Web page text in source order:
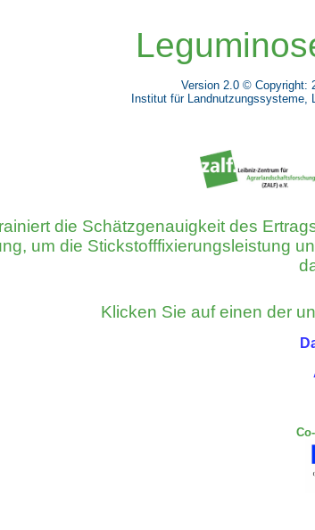
Version 2.0 © Copyright:
Institut für Landnutzungssysteme,
die Schätzgenauigkeit des
um die Stickstofffixierungsleistung
Klicken Sie auf einen der